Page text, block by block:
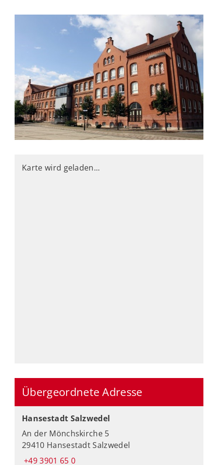
Karte wird geladen...
Übergeordnete Adresse
Hansestadt Salzwedel
An der Mönchskirche 5
29410 Hansestadt Salzwedel
+49 3901 65 0